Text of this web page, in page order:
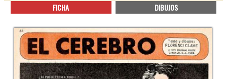
Clavé
FICHA DIBUJOS